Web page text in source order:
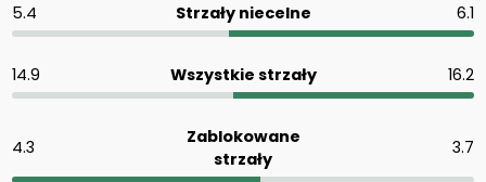
5.4 Strzały niecelne 6.1
14.9 Wszystkie strzały 16.2
4.3
Zablokowane
strzały
3.7